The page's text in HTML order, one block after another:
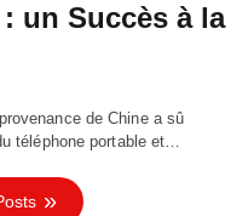
un Succès à la
de Chine a sû
téléphone portable et…